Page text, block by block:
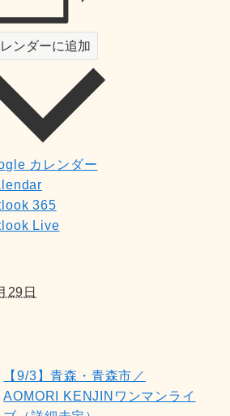
ンダーに追加
カレンダー
365
Live
29日
【9/3】青森・青森市／
AOMORI KENJINワンマンライ